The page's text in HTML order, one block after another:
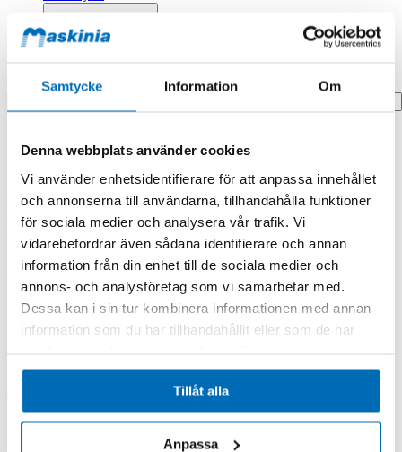
Samtycke Information Om
Denna webbplats använder cookies
Vi använder enhetsidentifierare för att anpassa innehållet
och annonserna till användarna, tillhandahålla funktioner
för sociala medier och analysera vår trafik. Vi
vidarebefordrar även sådana identifierare och annan
information från din enhet till de sociala medier och
annons- och analysföretag som vi samarbetar med.
Dessa kan i sin tur kombinera informationen med annan
information som du har tillhandahållit eller som de har
Tillåt alla
Anpassa
Search
Hem
Produkten finns i följande kategorier:
Doosan/Develon
Axle,differential